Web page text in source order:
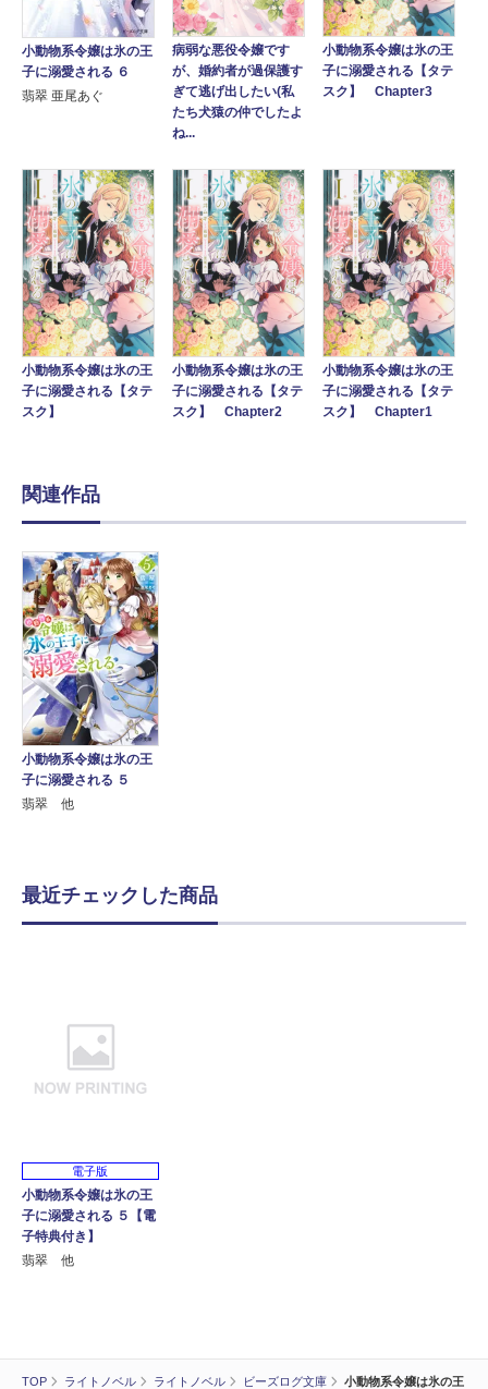
TOP ライトノベル ライトノベル ビーズログ文庫 小動物系令嬢は氷の王
小動物系令嬢は氷の王
子に溺愛される ６
翡翠 亜尾あぐ
病弱な悪役令嬢です
が、婚約者が過保護す
ぎて逃げ出したい(私
たち犬猿の仲でしたよ
ね...
小動物系令嬢は氷の王
子に溺愛される【タテ
スク】 Chapter3
小動物系令嬢は氷の王
子に溺愛される【タテ
スク】
小動物系令嬢は氷の王
子に溺愛される【タテ
スク】 Chapter2
小動物系令嬢は氷の王
子に溺愛される【タテ
スク】 Chapter1
関連作品
小動物系令嬢は氷の王
子に溺愛される ５
翡翠 他
最近チェックした商品
電子版
小動物系令嬢は氷の王
子に溺愛される ５【電
子特典付き】
翡翠 他